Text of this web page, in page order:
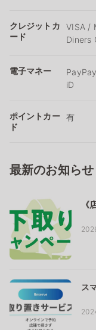
クレジットカ
ード
VISA /
Diners
電子マネー
iD
ポイントカー
ド
有
最新のお知らせ
《
ス